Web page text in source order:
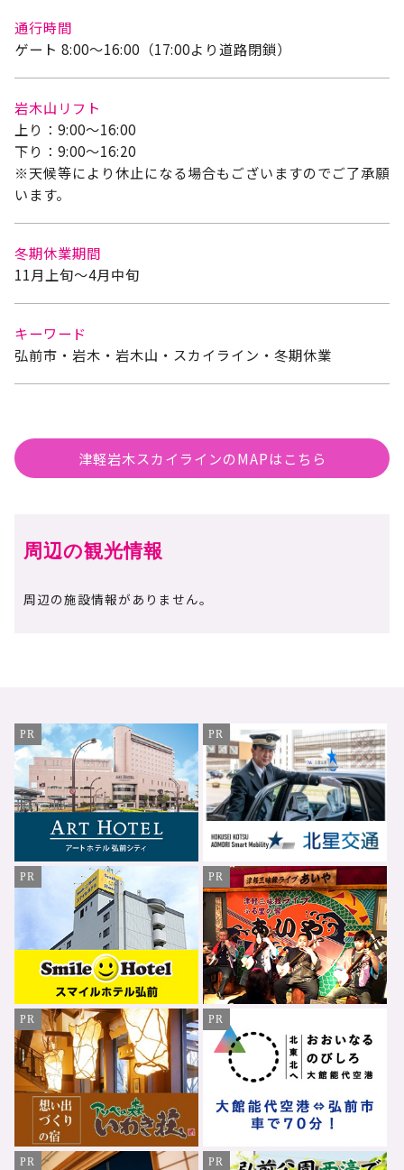
通行時間
ゲート 8:00～16:00（17:00より道路閉鎖）
岩木山リフト
上り：9:00～16:00
下り：9:00～16:20
※天候等により休止になる場合もございますのでご了承願
います。
冬期休業期間
11月上旬～4月中旬
キーワード
弘前市・岩木・岩木山・スカイライン・冬期休業
津軽岩木スカイラインのMAPはこちら
周辺の観光情報
周辺の施設情報がありません。
PR PR
PR PR
PR PR
PR PR